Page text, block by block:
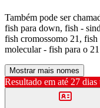
Também pode ser
fish para down, fish -
fish cromossomo 21,
molecular - fish para o 21
Mostrar mais nomes
Resultado em até 27 dias